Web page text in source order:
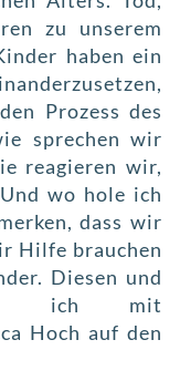
zu unserem
haben ein
Prozess des
sprechen wir
reagieren wir,
wo hole ich
dass wir
Hilfe brauchen
Diesen und
ich mit
Hoch auf den